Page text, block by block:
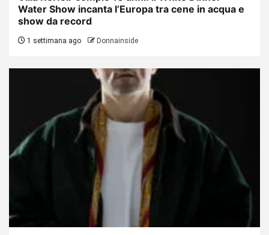
Water Show incanta l’Europa tra cene in acqua e
show da record
1 settimana ago Donnainside